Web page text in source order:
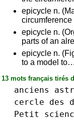
epicycle n.
epicycle n.
parts of an
epicycle n.
to a model to…
13 mots français tirés
anciens
cercle
des
Petit